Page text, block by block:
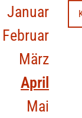
Januar
Februar
März
April
Mai